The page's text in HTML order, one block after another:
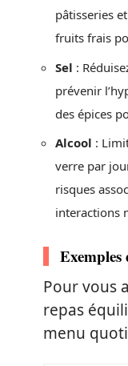
pâtisseries
fruits frais
Sel :
prévenir
des épices
Alcool :
verre par
risques
interactions
Exemples
Pour vous
repas
menu